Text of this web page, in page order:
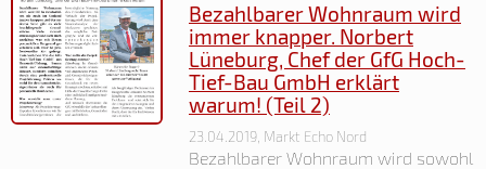
Bezahlbarer Wohnraum wird
immer knapper. Norbert
Lüneburg, Chef der GfG Hoch-
Tief-Bau GmbH erklärt
warum! (Teil 2)
23.04.2019, Markt Echo Nord
Bezahlbarer Wohnraum wird sowohl